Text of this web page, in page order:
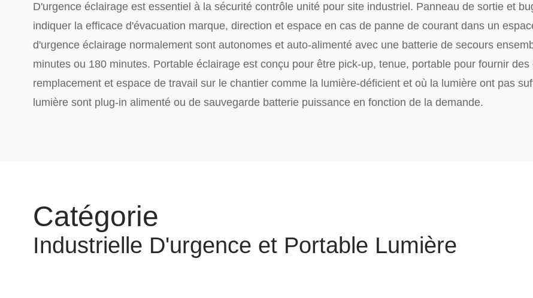
D'urgence éclairage est essentiel à la sécurité contrôle unité pour site industriel. Panneau de sortie et
indiquer la efficace d'évacuation marque, direction et espace en cas de panne de courant dans un
d'urgence éclairage normalement sont autonomes et auto-alimenté avec une batterie de secours
minutes ou 180 minutes. Portable éclairage est conçu pour être pick-up, tenue, portable pour fournir
remplacement et espace de travail sur le chantier comme la lumière-déficient et où la lumière ont pas
lumière sont plug-in alimenté ou de sauvegarde batterie puissance en fonction de la demande.
Catégorie
Industrielle D'urgence et Portable Lumière